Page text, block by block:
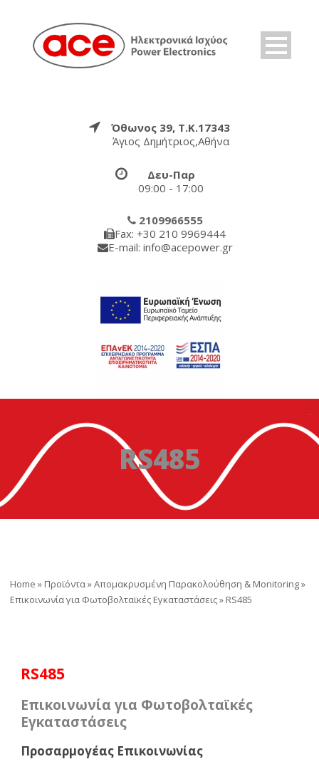
Όθωνος 39, Τ.Κ.17343
Άγιος Δημήτριος,Αθήνα
Δευ-Παρ
09:00 - 17:00
2109966555
Fax: +30 210 9969444
E-mail: info@acepower.gr
RS485
Home » Προϊόντα»Απομακρυσμένη Παρακολούθηση & Monitoring»
Επικοινωνία για Φωτοβολταϊκές Εγκαταστάσεις» RS485
RS485
Επικοινωνία για Φωτοβολταϊκές
Εγκαταστάσεις
Προσαρμογέας Επικοινωνίας